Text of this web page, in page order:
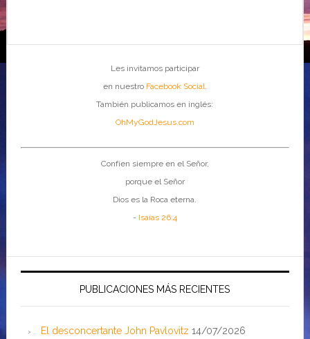
Les invitamos participar
en nuestro Facebook Social.
También publicamos en inglés:
OhMyGodJesus.com
Confíen siempre en el Señor,
porque el Señor
Dios es la Roca eterna.
- Isaías 26:4
PUBLICACIONES MÁS RECIENTES
El desconcertante John Pavlovitz 14/07/2026